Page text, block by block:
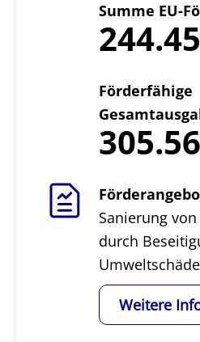
Summe EU-
Förderfähige
Sanierung
durch
Weitere